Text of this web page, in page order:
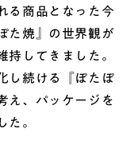
る商品となった今
た焼』の世界観が
持してきました。
し続ける『ぽたぽ
え、パッケージを
た。